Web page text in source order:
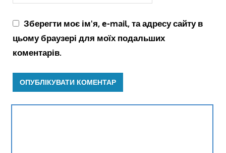
Зберегти моє ім'я, e-mail, та адресу сайту в
цьому браузері для моїх подальших
коментарів.